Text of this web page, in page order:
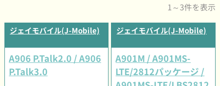
1～3件を表示
ジェイモバイル(J-Mobile)
A906 P.Talk2.0 / A906
P.Talk3.0
ジェイモバイル(J-Mobile)
A901M / A901MS-
LTE/2812パッケージ /